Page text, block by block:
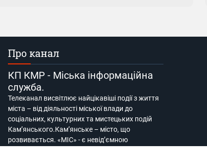
Про канал
КП КМР - Міська інформаційна
служба.
Телеканал висвітлює найцікавіші події з життя
міста – від діяльності міської влади до
соціальних, культурних та мистецьких подій
Кам’янського.Кам’янське – місто, що
розвивається. «МІС» - є невід’ємною